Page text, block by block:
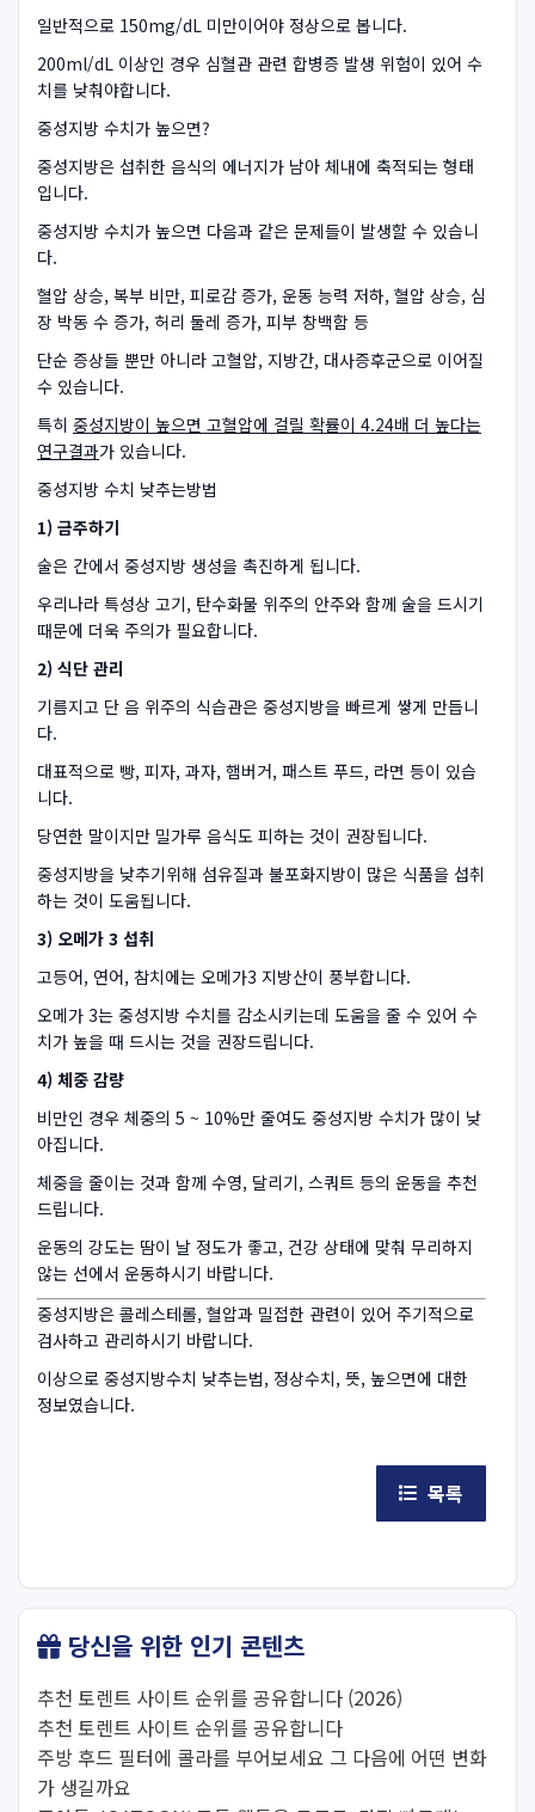
일반적으로 150mg/dL 미만이어야 정상으로 봅니다.
200ml/dL 이상인 경우 심혈관 관련 합병증 발생 위험이 있어 수
치를 낮춰야합니다.
중성지방 수치가 높으면?
중성지방은 섭취한 음식의 에너지가 남아 체내에 축적되는 형태
입니다.
중성지방 수치가 높으면 다음과 같은 문제들이 발생할 수 있습니
다.
혈압 상승, 복부 비만, 피로감 증가, 운동 능력 저하, 혈압 상승, 심
장 박동 수 증가, 허리 둘레 증가, 피부 창백함 등
단순 증상들 뿐만 아니라 고혈압, 지방간, 대사증후군으로 이어질
수 있습니다.
특히 중성지방이 높으면 고혈압에 걸릴 확률이 4.24배 더 높다는
연구결과가 있습니다.
중성지방 수치 낮추는방법
1) 금주하기
술은 간에서 중성지방 생성을 촉진하게 됩니다.
우리나라 특성상 고기, 탄수화물 위주의 안주와 함께 술을 드시기
때문에 더욱 주의가 필요합니다.
2) 식단 관리
기름지고 단 음 위주의 식습관은 중성지방을 빠르게 쌓게 만듭니
다.
대표적으로 빵, 피자, 과자, 햄버거, 패스트 푸드, 라면 등이 있습
니다.
당연한 말이지만 밀가루 음식도 피하는 것이 권장됩니다.
중성지방을 낮추기위해 섬유질과 불포화지방이 많은 식품을 섭취
하는 것이 도움됩니다.
3) 오메가 3 섭취
고등어, 연어, 참치에는 오메가3 지방산이 풍부합니다.
오메가 3는 중성지방 수치를 감소시키는데 도움을 줄 수 있어 수
치가 높을 때 드시는 것을 권장드립니다.
4) 체중 감량
비만인 경우 체중의 5 ~ 10%만 줄여도 중성지방 수치가 많이 낮
아집니다.
체중을 줄이는 것과 함께 수영, 달리기, 스쿼트 등의 운동을 추천
드립니다.
운동의 강도는 땀이 날 정도가 좋고, 건강 상태에 맞춰 무리하지
않는 선에서 운동하시기 바랍니다.
중성지방은 콜레스테롤, 혈압과 밀접한 관련이 있어 주기적으로
검사하고 관리하시기 바랍니다.
이상으로 중성지방수치 낮추는법, 정상수치, 뜻, 높으면에 대한
정보였습니다.
목록
당신을 위한 인기 콘텐츠
추천 토렌트 사이트 순위를 공유합니다 (2026)
추천 토렌트 사이트 순위를 공유합니다
주방 후드 필터에 콜라를 부어보세요 그 다음에 어떤 변화
가 생길까요